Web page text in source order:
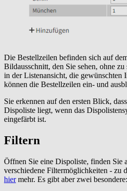
Die Bestellzeilen befinden sich auf
Bildausschnitt, den Sie sehen, ohne
in der Listenansicht, die gewünschten
können die Bestellzeilen ein- und
Sie erkennen auf den ersten Blick,
Dispoliste liegt, wenn das
eingefärbt ist.
Filtern
Öffnen Sie eine Dispoliste, finden Sie
verschiedene Filtermöglichkeiten - zu
hiermehr. Es gibt aber zwei besondere: